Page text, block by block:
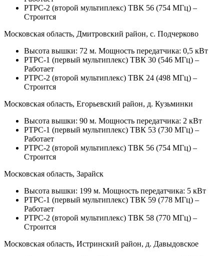
РТРС-2 (второй мультиплекс) ТВК 56 (754 МГц) –
Строится
Московская область, Дмитровский район, с. Подчерково
Высота вышки: 72 м. Мощность передатчика: 0,5 кВт
РТРС-1 (первый мультиплекс) ТВК 30 (546 МГц) –
Работает
РТРС-2 (второй мультиплекс) ТВК 24 (498 МГц) –
Строится
Московская область, Егорьевский район, д. Кузьминки
Высота вышки: 90 м. Мощность передатчика: 2 кВт
РТРС-1 (первый мультиплекс) ТВК 53 (730 МГц) –
Работает
РТРС-2 (второй мультиплекс) ТВК 56 (754 МГц) –
Строится
Московская область, Зарайск
Высота вышки: 199 м. Мощность передатчика: 5 кВт
РТРС-1 (первый мультиплекс) ТВК 59 (778 МГц) –
Работает
РТРС-2 (второй мультиплекс) ТВК 58 (770 МГц) –
Строится
Московская область, Истринский район, д. Давыдовское